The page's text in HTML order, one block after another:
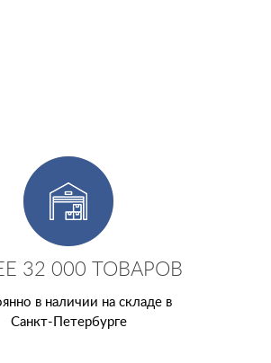
32 000 ТОВАРОВ
в наличии на складе в
Санкт-Петербурге